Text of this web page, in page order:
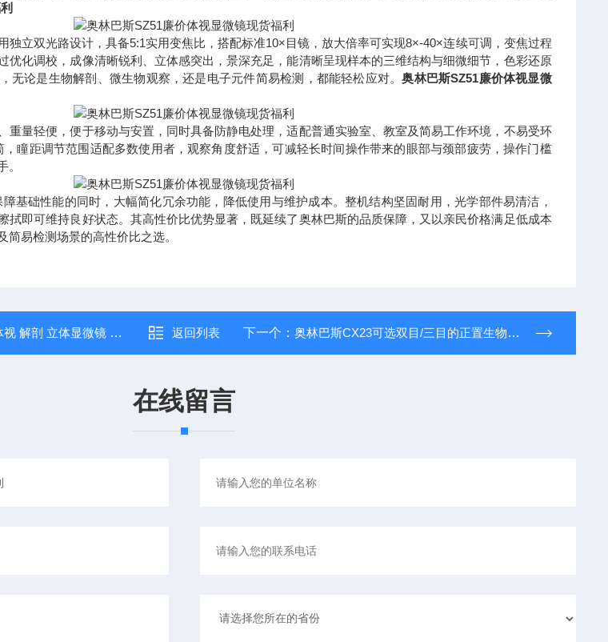
独立双光路设计，具备5:1实用变焦比，搭配标准10×目镜，放大倍率可实现8×-40×连续可调，变焦过程
优化调校，成像清晰锐利、立体感突出，景深充足，能清晰呈现样本的三维结构与细微细节，色彩还原
无论是生物解剖、微生物观察，还是电子元件简易检测，都能轻松应对。奥林巴斯SZ51廉价体视显微
重量轻便，便于移动与安置，同时具备防静电处理，适配普通实验室、教室及简易工作环境，不易受环
，瞳距调节范围适配多数使用者，观察角度舒适，可减轻长时间操作带来的眼部与颈部疲劳，操作门槛
。
基础性能的同时，大幅简化冗余功能，降低使用与维护成本。整机结构坚固耐用，光学部件易清洁，
拭即可维持良好状态。其高性价比优势显著，既延续了奥林巴斯的品质保障，又以亲民价格满足低成本
易检测场景的高性价比之选。
微镜 可连接电脑成像 教学专用 返回列表 下一个： 奥林巴斯CX23可选双目/三目的正置生物显微镜LED照明
在线留言